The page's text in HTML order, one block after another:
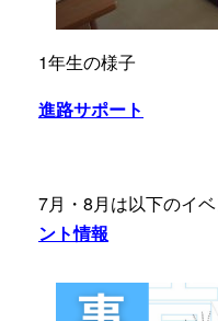
1年生の様子
進路サポート
7月・8月は以下のイ
ント情報